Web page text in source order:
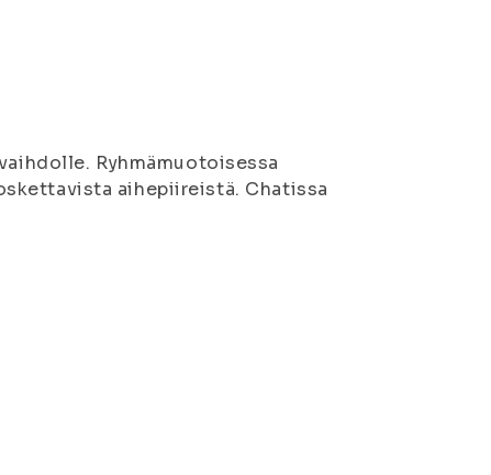
Ryhmämuotoisessa
aihepiireistä. Chatissa